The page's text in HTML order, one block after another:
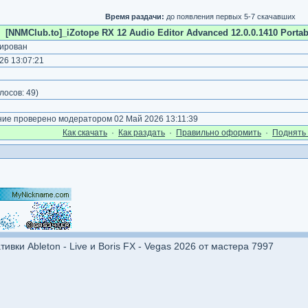
Время раздачи: до появления первых 5-7 скачавших
[NNMClub.to]_iZotope RX 12 Audio Editor Advanced 12.0.0.1410
13:07:21
49)
проверено модератором 02 Май 2026 13:11:39
Как cкачать · Как раздать · Правильно оформить · Поднять
Ableton - Live и Boris FX - Vegas 2026 от мастера 7997